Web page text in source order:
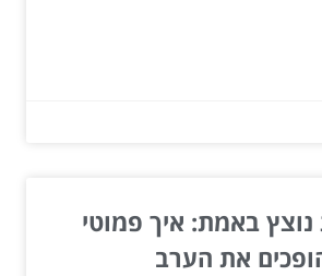
באמת: איך פמוטי
את הערב